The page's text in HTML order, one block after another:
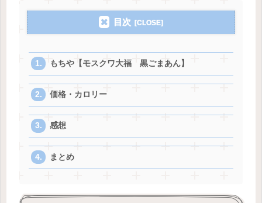
目次
もちや【モスクワ大福 黒ごまあん】
価格・カロリー
感想
まとめ